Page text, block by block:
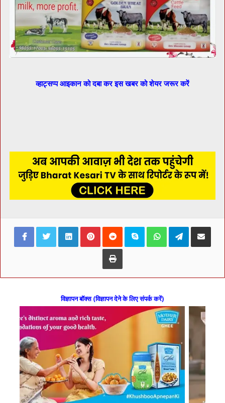
व्हाट्सप्प आइकान को दबा कर इस खबर को शेयर जरूर करें
FacebookTwitterLinkedInPinterestReddit Skype WhatsAppTelegramShare via
Print
विज्ञापन बॉक्स (विज्ञापन देने के लिए संपर्क करें)